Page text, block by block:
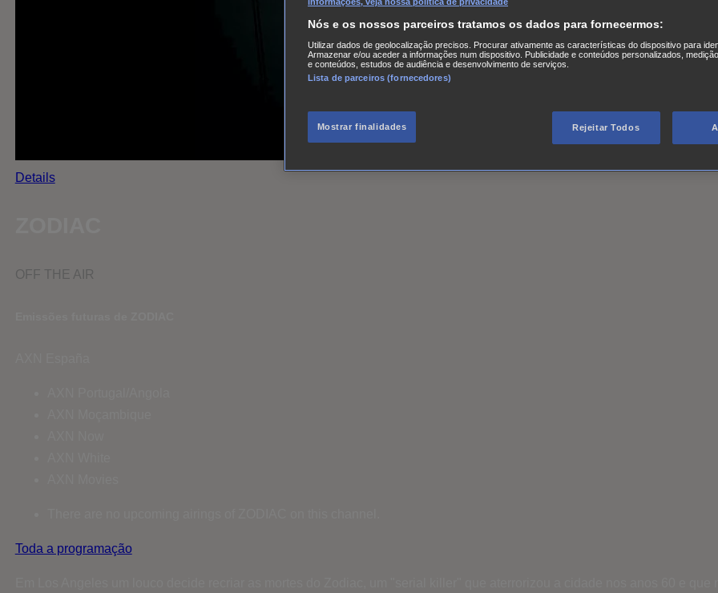
Details
OFF THE AIR
Toda a programação
Nós e os nossos parceiros tratamos os dados para fornecermos:
Utilizar dados de geolocalização precisos. Procurar ativamente as características do dispositivo para
Armazenar e/ou aceder a informações num dispositivo. Publicidade e conteúdos personalizados,
e conteúdos, estudos de audiência e desenvolvimento de serviços.
Lista de parceiros (fornecedores)
Mostrar finalidades Rejeitar Todos